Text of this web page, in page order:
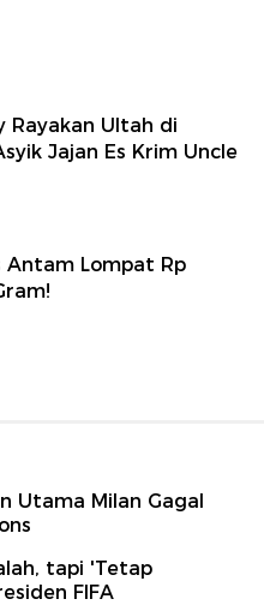
Rayakan Ultah di
Jajan Es Krim Uncle
Antam Lompat Rp
Utama Milan Gagal
tapi 'Tetap
FIFA